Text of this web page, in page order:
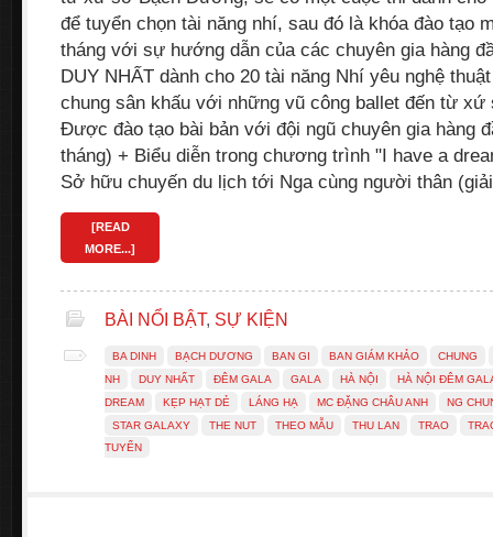
để tuyển chọn tài năng nhí, sau đó là khóa đào tạo
tháng với sự hướng dẫn của các chuyên gia hàng
DUY NHẤT dành cho 20 tài năng Nhí yêu nghệ
chung sân khấu với những vũ công ballet đến từ
Được đào tạo bài bản với đội ngũ chuyên gia hàng
tháng) + Biểu diễn trong chương trình "I have a
Sở hữu chuyến du lịch tới Nga cùng người thân
[READ
MORE...]
BÀI NỔI BẬT, SỰ KIỆN
BA DINH BẠCH DƯƠNG BAN GI BAN GIÁM KHẢO
CHUNG
NH
DUY NHẤT ĐÊM GALA GALA HÀ NỘI
HÀ NỘI ĐÊM
DREAM
KẸP HẠT DẺ LÁNG HẠ MC ĐẶNG CHÂU ANH
NG
STAR GALAXY
THE NUT THEO MẪU THU LAN TRAO
TUYỂN